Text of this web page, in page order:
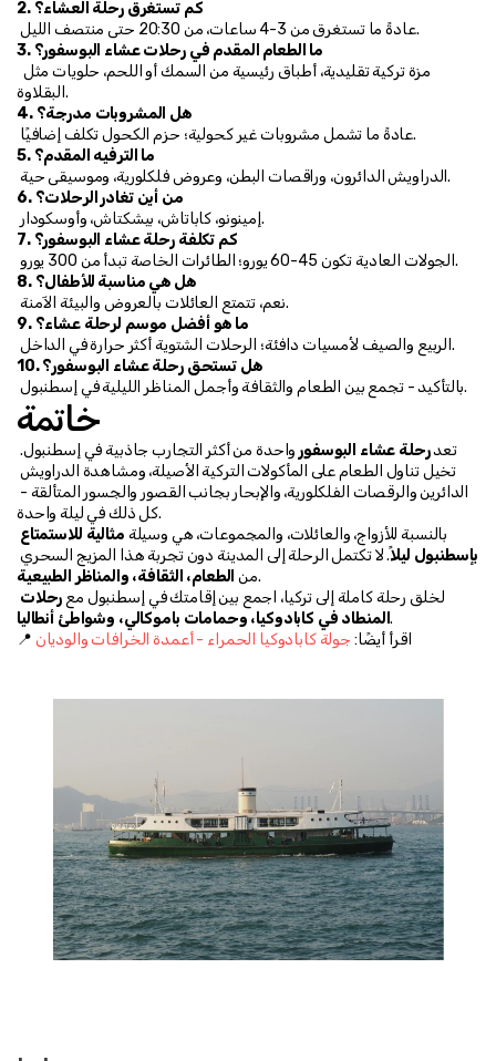
2. كم تستغرق رحلة العشاء؟
عادةً ما تستغرق من 3-4 ساعات، من 20:30 حتى منتصف الليل.
3. ما الطعام المقدم في رحلات عشاء البوسفور؟
البقلاوة.
4. هل المشروبات مدرجة؟
عادةً ما تشمل مشروبات غير كحولية؛ حزم الكحول تكلف إضافيًا.
5. ما الترفيه المقدم؟
الدراويش الدائرون، وراقصات البطن، وعروض فلكلورية، وموسيقى حية.
6. من أين تغادر الرحلات؟
إمينونو، كاباتاش، بيشكتاش، وأوسكودار.
7. كم تكلفة رحلة عشاء البوسفور؟
الجولات العادية تكون 45-60 يورو؛ الطائرات الخاصة تبدأ من 300 يورو.
8. هل هي مناسبة للأطفال؟
نعم، تتمتع العائلات بالعروض والبيئة الآمنة.
9. ما هو أفضل موسم لرحلة عشاء؟
الربيع والصيف لأمسيات دافئة؛ الرحلات الشتوية أكثر حرارة في الداخل.
10. هل تستحق رحلة عشاء البوسفور؟
بالتأكيد - تجمع بين الطعام والثقافة وأجمل المناظر الليلية في إسطنبول.
خاتمة
تعد رحلة عشاء البوسفور
كل ذلك في ليلة واحدة.
بالنسبة للأزواج، والعائلات، والمجموعات، هي وسيلة
بإسطنبول ليلاً
من الطعام، الثقافة، والمناظر الطبيعية
.
لخلق رحلة كاملة إلى تركيا، اجمع بين إقامتك في إسطنبول مع
المنطاد في كابادوكيا، وحمامات باموكالي، وشواطئ أنطاليا.
📍 اقرأ أيضًا: جولة كابادوكيا الحمراء - أعمدة الخرافات والوديان